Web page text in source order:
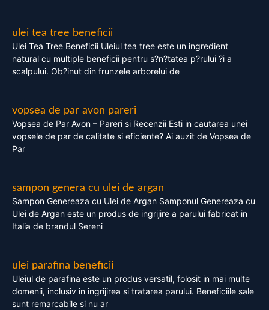
ulei tea tree beneficii
Ulei Tea Tree Beneficii Uleiul tea tree este un ingredient
natural cu multiple beneficii pentru s?n?tatea p?rului ?i a
scalpului. Ob?inut din frunzele arborelui de
vopsea de par avon pareri
Vopsea de Par Avon – Pareri si Recenzii Esti in cautarea unei
vopsele de par de calitate si eficiente? Ai auzit de Vopsea de
Par
sampon genera cu ulei de argan
Sampon Genereaza cu Ulei de Argan Samponul Genereaza cu
Ulei de Argan este un produs de ingrijire a parului fabricat in
Italia de brandul Sereni
ulei parafina beneficii
Uleiul de parafina este un produs versatil, folosit in mai multe
domenii, inclusiv in ingrijirea si tratarea parului. Beneficiile sale
sunt remarcabile si nu ar